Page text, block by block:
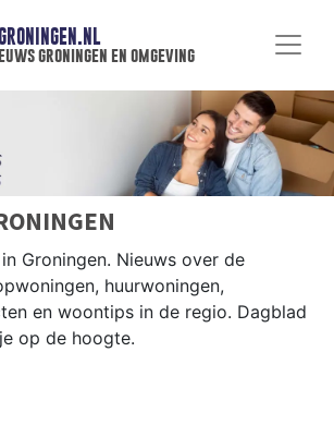
groningen en omgeving
Groningen. Nieuws over de
huurwoningen,
en woontips in de regio. Dagblad
op de hoogte.